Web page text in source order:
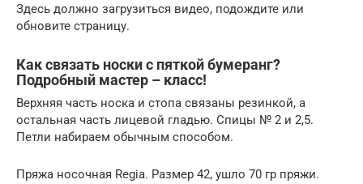
Здесь должно загрузиться видео, подождите или
обновите страницу.
Как связать носки с пяткой бумеранг?
Подробный мастер – класс!
Верхняя часть носка и стопа связаны резинкой, а
остальная часть лицевой гладью. Спицы № 2 и 2,5.
Петли набираем обычным способом.
Пряжа носочная Regia. Размер 42, ушло 70 гр пряжи.